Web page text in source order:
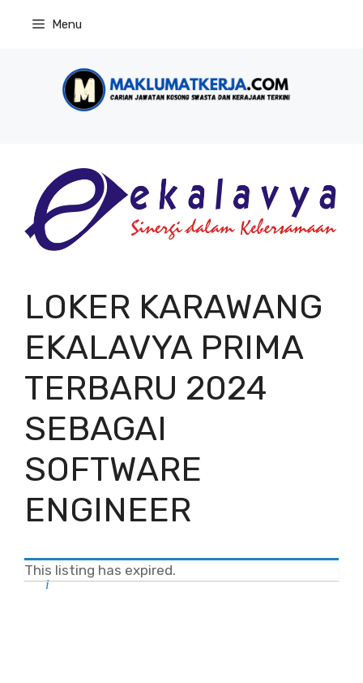
Menu
LOKER KARAWANG
EKALAVYA PRIMA
TERBARU 2024
SEBAGAI
SOFTWARE
ENGINEER
This listing has expired.